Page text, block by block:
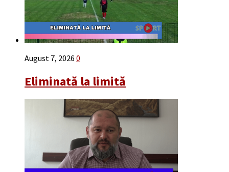
August 7, 2026 0
Eliminată la limită